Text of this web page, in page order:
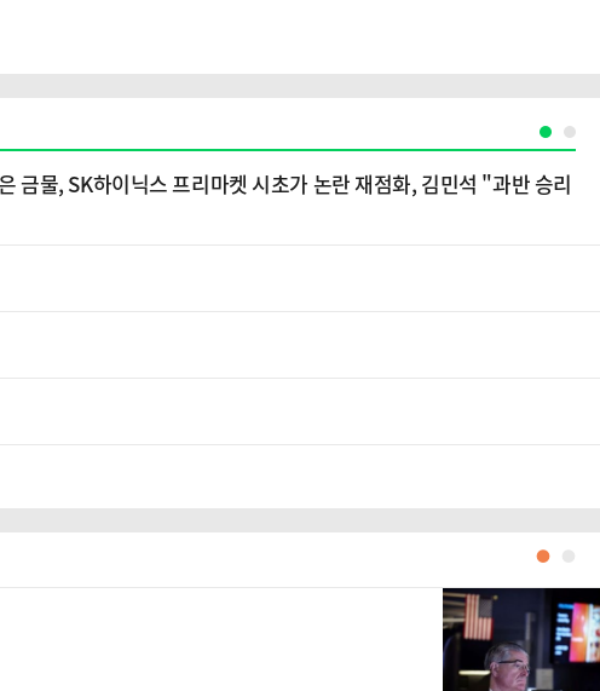
금물, SK하이닉스 프리마켓 시초가 논란 재점화, 김민석 "과반 승리
●